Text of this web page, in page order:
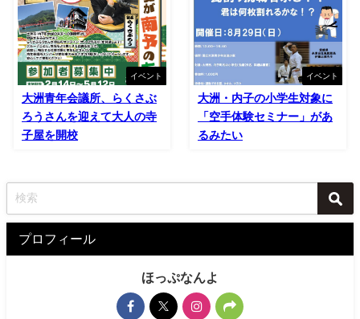
イベント
大洲青年会議所、らくさぶ
ろうさんを迎えて大人の寺
子屋を開校
イベント
大洲・内子の小学生対象に
「空手体験セミナー」があ
るみたい
プロフィール
ほっぷなんよ